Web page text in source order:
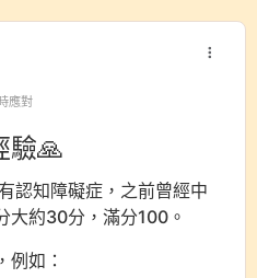
應對
驗🙏
認知障礙症，之前曾經中
大約30分，滿分100。
例如：